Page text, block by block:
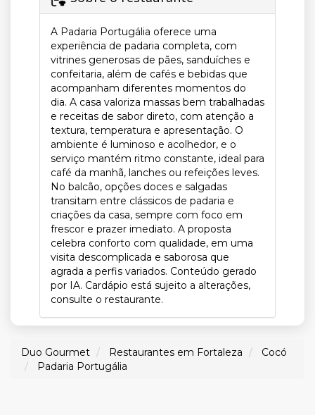
A Padaria Portugália oferece uma
experiência de padaria completa, com
vitrines generosas de pães, sanduíches e
confeitaria, além de cafés e bebidas que
acompanham diferentes momentos do
dia. A casa valoriza massas bem trabalhadas
e receitas de sabor direto, com atenção a
textura, temperatura e apresentação. O
ambiente é luminoso e acolhedor, e o
serviço mantém ritmo constante, ideal para
café da manhã, lanches ou refeições leves.
No balcão, opções doces e salgadas
transitam entre clássicos de padaria e
criações da casa, sempre com foco em
frescor e prazer imediato. A proposta
celebra conforto com qualidade, em uma
visita descomplicada e saborosa que
agrada a perfis variados. Conteúdo gerado
por IA. Cardápio está sujeito a alterações,
consulte o restaurante.
Duo Gourmet Restaurantes em Fortaleza
Cocó
Padaria Portugália